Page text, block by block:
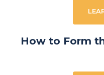
How to Form